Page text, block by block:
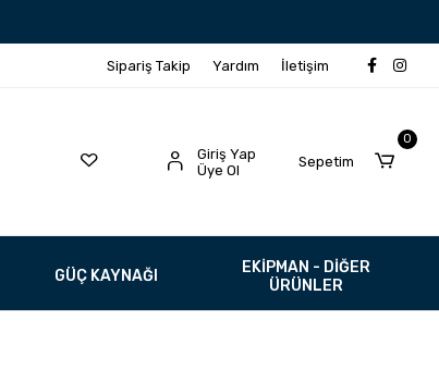
Sipariş Takip Yardım İletişim
Giriş Yap
Üye Ol
Sepetim
0
GÜÇ KAYNAĞI
EKİPMAN - DİĞER
ÜRÜNLER